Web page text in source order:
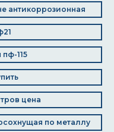
антикоррозионная
115
цена
по металлу